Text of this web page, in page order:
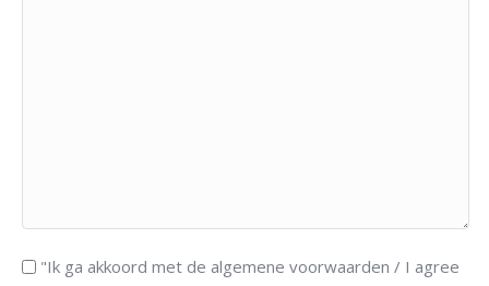
"Ik ga akkoord met de algemene voorwaarden / I agree